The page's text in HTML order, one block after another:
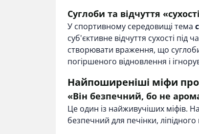
Суглоби та відчуття
У спортивному середовищі тема
суб'єктивне відчуття сухості
створювати враження, що
погіршеного відновлення і
Найпоширеніші міфи
«Він безпечний, бо не
Це один із найживучіших міфів.
безпечний для печінки,